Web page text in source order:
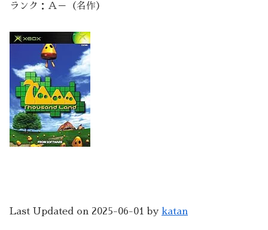
ランク：Ａ－（名作）
Last Updated on 2025-06-01 by katan